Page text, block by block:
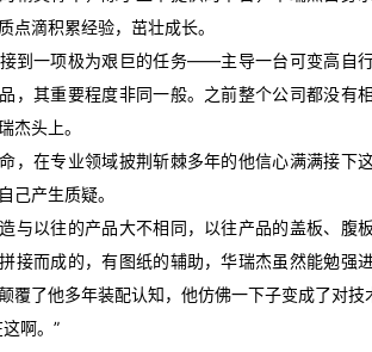
点滴积累经验，茁壮成长。
到一项极为艰巨的任务——主导一台可变高自
，其重要程度非同一般。之前整个公司都没有
杰头上。
，在专业领域披荆斩棘多年的他信心满满接下
己产生质疑。
与以往的产品大不相同，以往产品的盖板、腹
接而成的，有图纸的辅助，华瑞杰虽然能勉强
覆了他多年装配认知，他仿佛一下子变成了对技
啊。”